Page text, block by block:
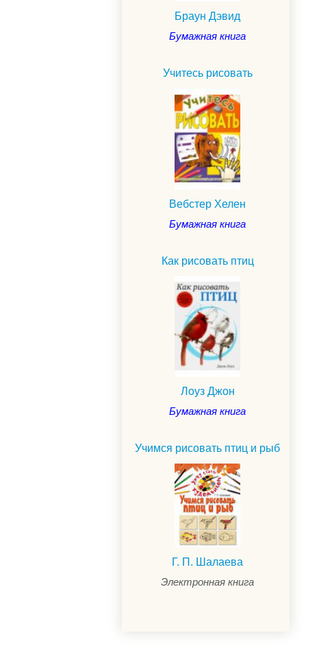
Браун Дэвид
Бумажная книга
Учитесь рисовать
Вебстер Хелен
Бумажная книга
Как рисовать птиц
Лоуз Джон
Бумажная книга
Учимся рисовать птиц и рыб
Г. П. Шалаева
Электронная книга